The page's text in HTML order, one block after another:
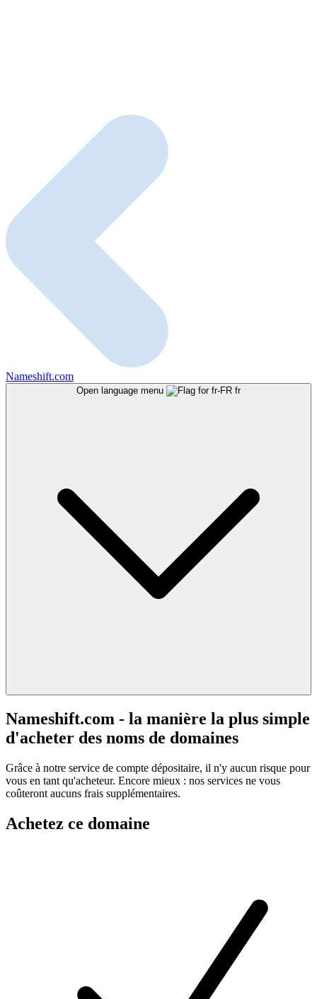
Nameshift.com
Open language menu fr
Nameshift.com - la manière la plus simple
d'acheter des noms de domaines
Grâce à notre service de compte dépositaire, il n'y aucun risque pour
vous en tant qu'acheteur. Encore mieux : nos services ne vous
coûteront aucuns frais supplémentaires.
Achetez ce domaine